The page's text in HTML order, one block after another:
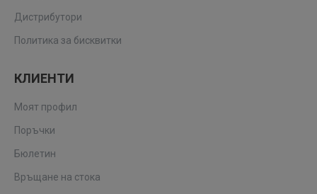
Дистрибутори
Политика за бисквитки
КЛИЕНТИ
Моят профил
Поръчки
Бюлетин
Връщане на стока